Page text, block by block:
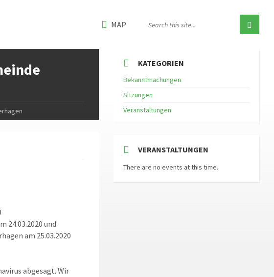
MAP
24.03.2020 und
am 25.03.2020
abgesagt. Wir
KATEGORIEN
Bekanntmachungen
Sitzungen
Veranstaltungen
VERANSTALTUNGEN
There are no events at this time.